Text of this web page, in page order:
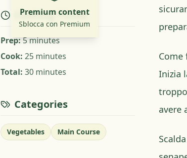
Premium content
Sblocca con Premium
Cooking Times
Prep:5 minutes
Cook: 25 minutes
Total: 30 minutes
Categories
Vegetables Main Course
Come
Inizia
avere